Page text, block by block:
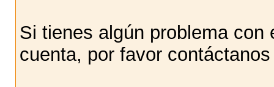
Si tienes algún problema
cuenta, por favor